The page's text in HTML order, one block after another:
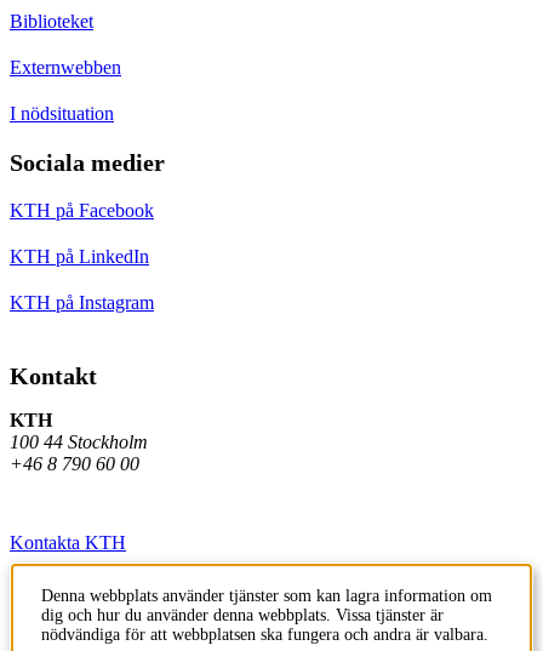
Biblioteket
Externwebben
I nödsituation
Sociala medier
KTH på Facebook
KTH på LinkedIn
KTH på Instagram
Kontakt
KTH
100 44 Stockholm
+46 8 790 60 00
Kontakta KTH
Jobba på KTH
Press och media
Denna webbplats använder tjänster som kan lagra information om
dig och hur du använder denna webbplats. Vissa tjänster är
nödvändiga för att webbplatsen ska fungera och andra är valbara.